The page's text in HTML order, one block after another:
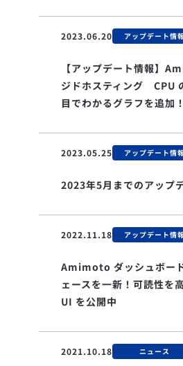
2023.06.20 アップデート情
【アップデート情報】
ジドホスティング CPU
目でわかるグラフを追加！
2023.05.25 アップデート情
2023年5月までのアップ
2022.11.18 アップデート情
Amimoto ダッシュボー
ェースを一新！可読性を
UI を公開中
2021.10.18 ニュース